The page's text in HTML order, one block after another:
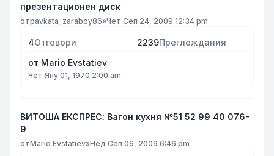
презентационен диск
отpavkata_zaraboy86»Чет Сеп 24, 2009 12:34 pm
4Отговори 2239Преглеждания
от Mario Evstatiev
Чет Яну 01, 1970 2:00 am
ВИТОША ЕКСПРЕС: Вагон кухня №51 52 99 40 076-
9
отMario Evstatiev»Нед Сеп 06, 2009 6:46 pm